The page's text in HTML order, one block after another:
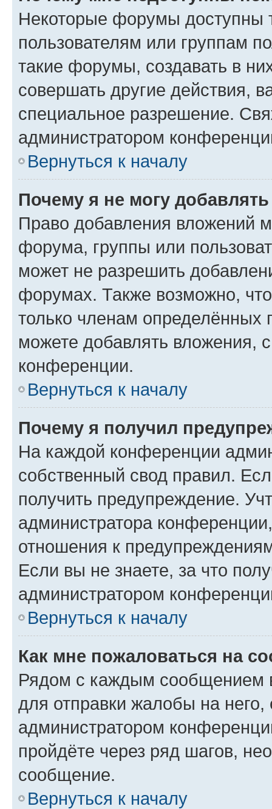
Некоторые форумы доступны
пользователям или группам
такие форумы, создавать в
совершать другие действия,
специальное разрешение.
администратором
Вернуться к началу
Почему я не могу
Право добавления вложений
форума, группы или
может не разрешить
форумах. Также возможно,
только членам определённых
можете добавлять вложения,
конференции.
Вернуться к началу
Почему я получил
На каждой конференции
собственный свод правил.
получить предупреждение.
администратора
отношения к
Если вы не знаете, за что
администратором
Вернуться к началу
Как мне пожаловаться на
Рядом с каждым сообщением
для отправки жалобы на
администратором
пройдёте через ряд шагов,
сообщение.
Вернуться к началу